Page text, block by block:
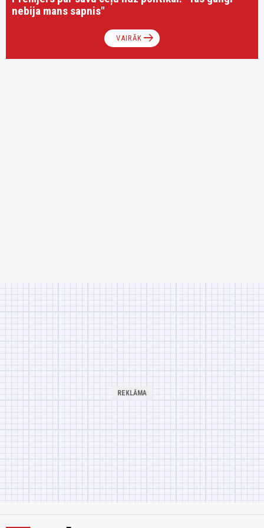
nebija mans sapnis"
VAIRĀK arrow_right_alt